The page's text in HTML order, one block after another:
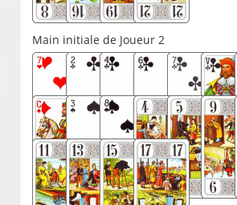
Main initiale de Joueur 2